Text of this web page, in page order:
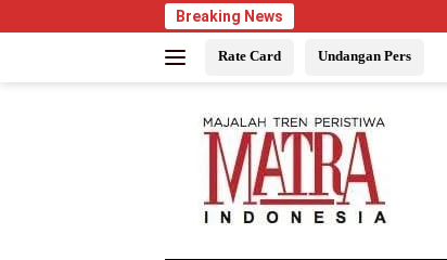
ke
Breaking News
Rate Card Undangan Pers